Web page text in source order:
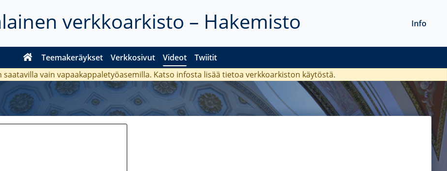
verkkoarkisto – Hakemisto
Teemakeräykset Verkkosivut Videot Twiitit
Info
vain vapaakappaletyöasemilla. Katso infosta lisää tietoa verkkoarkiston käytöstä.